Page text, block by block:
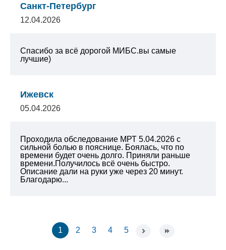
Санкт-Петербург
12.04.2026
Спасибо за всё дорогой МИБС.вы самые
лучшие)
Ижевск
05.04.2026
Проходила обследование МРТ 5.04.2026 с
сильной болью в пояснице. Боялась, что по
времени будет очень долго. Приняли раньше
времени.Получилось всё очень быстро.
Описание дали на руки уже через 20 минут.
Благодарю...
1 2 3 4 5